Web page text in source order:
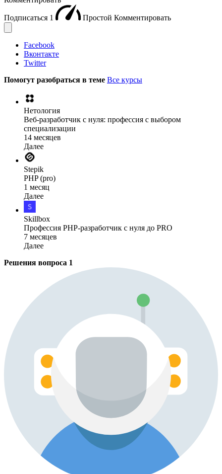
Подписаться 1 Простой Комментировать
Facebook
Вконтакте
Twitter
Помогут разобраться в теме Все курсы
Нетология
Веб-разработчик с нуля: профессия с выбором
специализации
14 месяцев
Далее
Stepik
PHP (pro)
1 месяц
Далее
Skillbox
Профессия PHP-разработчик с нуля до PRO
7 месяцев
Далее
Решения вопроса 1